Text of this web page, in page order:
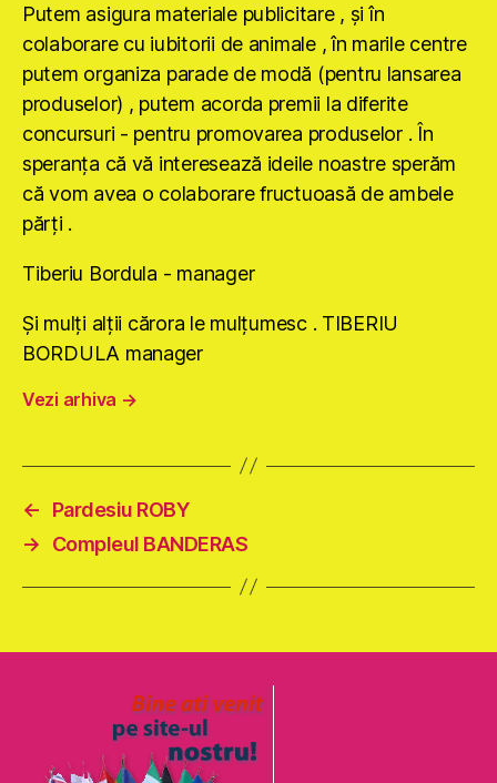
Putem asigura materiale publicitare , şi în
colaborare cu iubitorii de animale , în marile centre
putem organiza parade de modă (pentru lansarea
produselor) , putem acorda premii la diferite
concursuri - pentru promovarea produselor . În
speranţa că vă interesează ideile noastre sperăm
că vom avea o colaborare fructuoasă de ambele
părţi .
Tiberiu Bordula - manager
Şi mulţi alţii cărora le mulţumesc . TIBERIU
BORDULA manager
Vezi arhiva →
←
Pardesiu ROBY
→
Compleul BANDERAS